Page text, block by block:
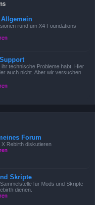
rund um X4 Foundations
technische Probleme habt. Hier
auch nicht. Aber wir versuchen
Forum
Rebirth diskutieren
Skripte
für Mods und Skripte
dienen.